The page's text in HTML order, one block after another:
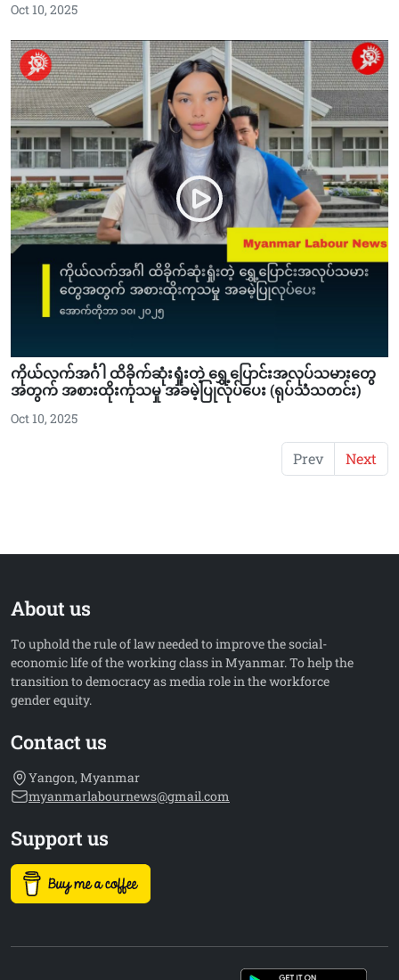
Oct 10, 2025
ကိုယ်လက်အင်္ဂါ ထိခိုက်ဆုံးရှုံးတဲ့ ရွှေ့ပြောင်းအလုပ်သမားတွေ
အတွက် အစားထိုးကုသမှု အခမဲ့ပြုလုပ်ပေး (ရုပ်သံသတင်း)
Oct 10, 2025
Prev Next
About us
To uphold the rule of law needed to improve the social-
economic life of the working class in Myanmar. To help the
transition to democracy as media role in the workforce
gender equity.
Contact us
Yangon, Myanmar
myanmarlabournews@gmail.com
Support us